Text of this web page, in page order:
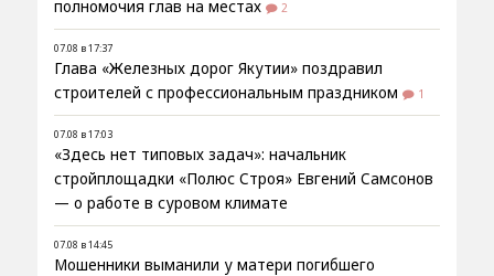
полномочия глав на местах
2
07.08 в 17:37
Глава «Железных дорог Якутии» поздравил
строителей с профессиональным праздником
1
07.08 в 17:03
«Здесь нет типовых задач»: начальник
стройплощадки «Полюс Строя» Евгений Самсонов
— о работе в суровом климате
07.08 в 14:45
Мошенники выманили у матери погибшего